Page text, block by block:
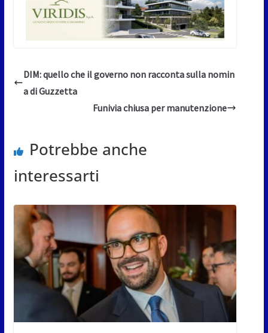
DIM: quello che il governo non racconta sulla nomin
a di Guzzetta
Funivia chiusa per manutenzione
Potrebbe anche
interessarti